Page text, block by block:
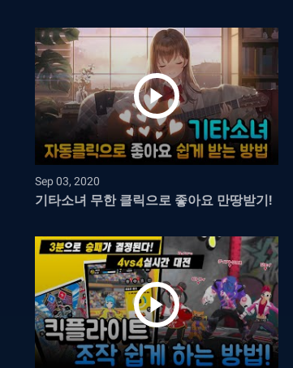
Sep 03, 2020
기타소녀 무한 클릭으로 좋아요 만땅받기!